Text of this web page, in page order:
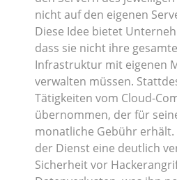
nicht auf den eigenen
Diese Idee bietet
dass sie nicht ihre
Infrastruktur mit eigenen
verwalten müssen.
Tätigkeiten vom Cloud-
übernommen, der für
monatliche Gebühr
der Dienst eine deutlich
Sicherheit vor